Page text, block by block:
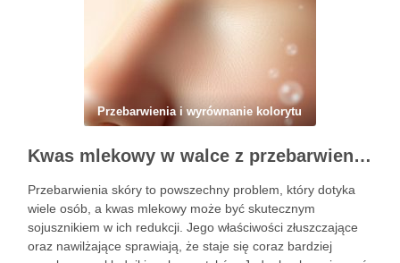
Przebarwienia i wyrównanie kolorytu
Kwas mlekowy w walce z przebarwieniami: skuteczne działanie i najczęstsze błędy stosowania
Przebarwienia skóry to powszechny problem, który dotyka
wiele osób, a kwas mlekowy może być skutecznym
sojusznikiem w ich redukcji. Jego właściwości złuszczające
oraz nawilżające sprawiają, że staje się coraz bardziej